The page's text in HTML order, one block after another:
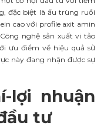
đặc biệt là ấu trùng ruồi
cao với profile axit amin
nghệ sản xuất vi tảo
ưu điểm về hiệu quả sử
này đang nhận được sự
lợi nhuận
tư